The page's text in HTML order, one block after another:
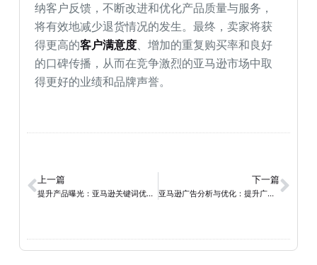
纳客户反馈，不断改进和优化产品质量与服务，
将有效地减少退货情况的发生。最终，卖家将获
得更高的客户满意度、增加的重复购买率和良好
的口碑传播，从而在竞争激烈的亚马逊市场中取
得更好的业绩和品牌声誉。
上一篇
提升产品曝光：亚马逊关键词优化和广告推广的关键策略
下一篇
亚马逊广告分析与优化：提升广告效果和回报率